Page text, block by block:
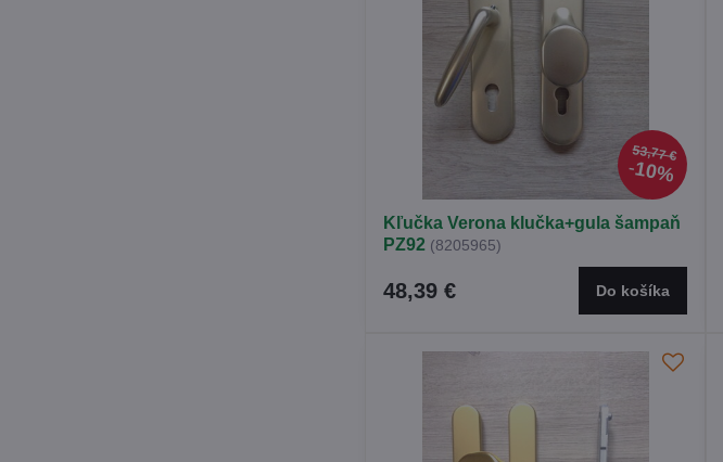
53,77 €
10%
Kľučka Verona klučka+gula šampaň
PZ92 (8205965)
48,39 € Do košíka